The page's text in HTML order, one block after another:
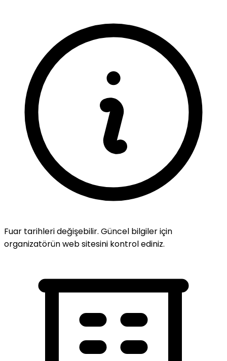
Fuar tarihleri değişebilir. Güncel bilgiler için
organizatörün web sitesini kontrol ediniz.